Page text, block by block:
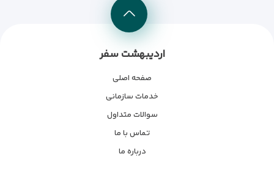
اردیبهشت سفر
صفحه اصلی
خدمات سازمانی
سوالات متداول
تماس با ما
درباره ما